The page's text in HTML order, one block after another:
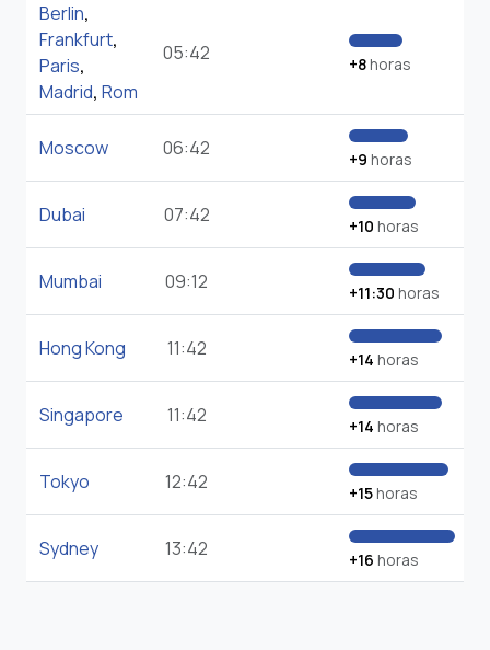
Berlin,
Frankfurt,
Paris,
Madrid, Rom
05:42 +8horas
Moscow 06:42 +9 horas
Dubai 07:42 +10 horas
Mumbai 09:12 +11:30 horas
Hong Kong 11:42 +14 horas
Singapore 11:42 +14 horas
Tokyo 12:42 +15horas
Sydney 13:42 +16 horas